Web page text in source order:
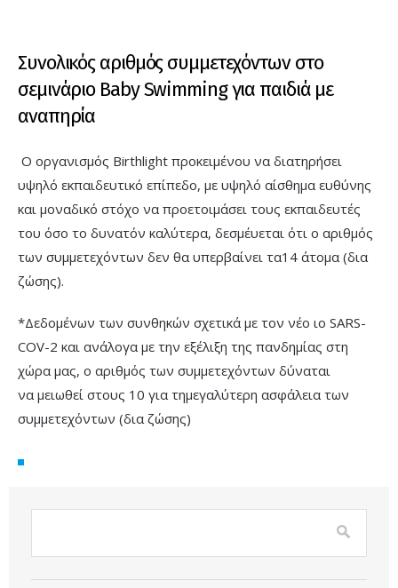
Συνολικός αριθμός συμμετεχόντων στο
σεμινάριο Baby Swimming για παιδιά με
αναπηρία
Ο οργανισμός Birthlight προκειμένου να διατηρήσει
υψηλό εκπαιδευτικό επίπεδο, με υψηλό αίσθημα ευθύνης
και μοναδικό στόχο να προετοιμάσει τους εκπαιδευτές
του όσο το δυνατόν καλύτερα, δεσμέυεται ότι ο αριθμός
των συμμετεχόντων δεν θα υπερβαίνει τα14 άτομα (δια
ζώσης).
*Δεδομένων των συνθηκών σχετικά με τον νέο ιο SARS-
COV-2 και ανάλογα με την εξέλιξη της πανδημίας στη
χώρα μας, ο αριθμός των συμμετεχόντων δύναται
να μειωθεί στους 10 για τημεγαλύτερη ασφάλεια των
συμμετεχόντων (δια ζώσης)